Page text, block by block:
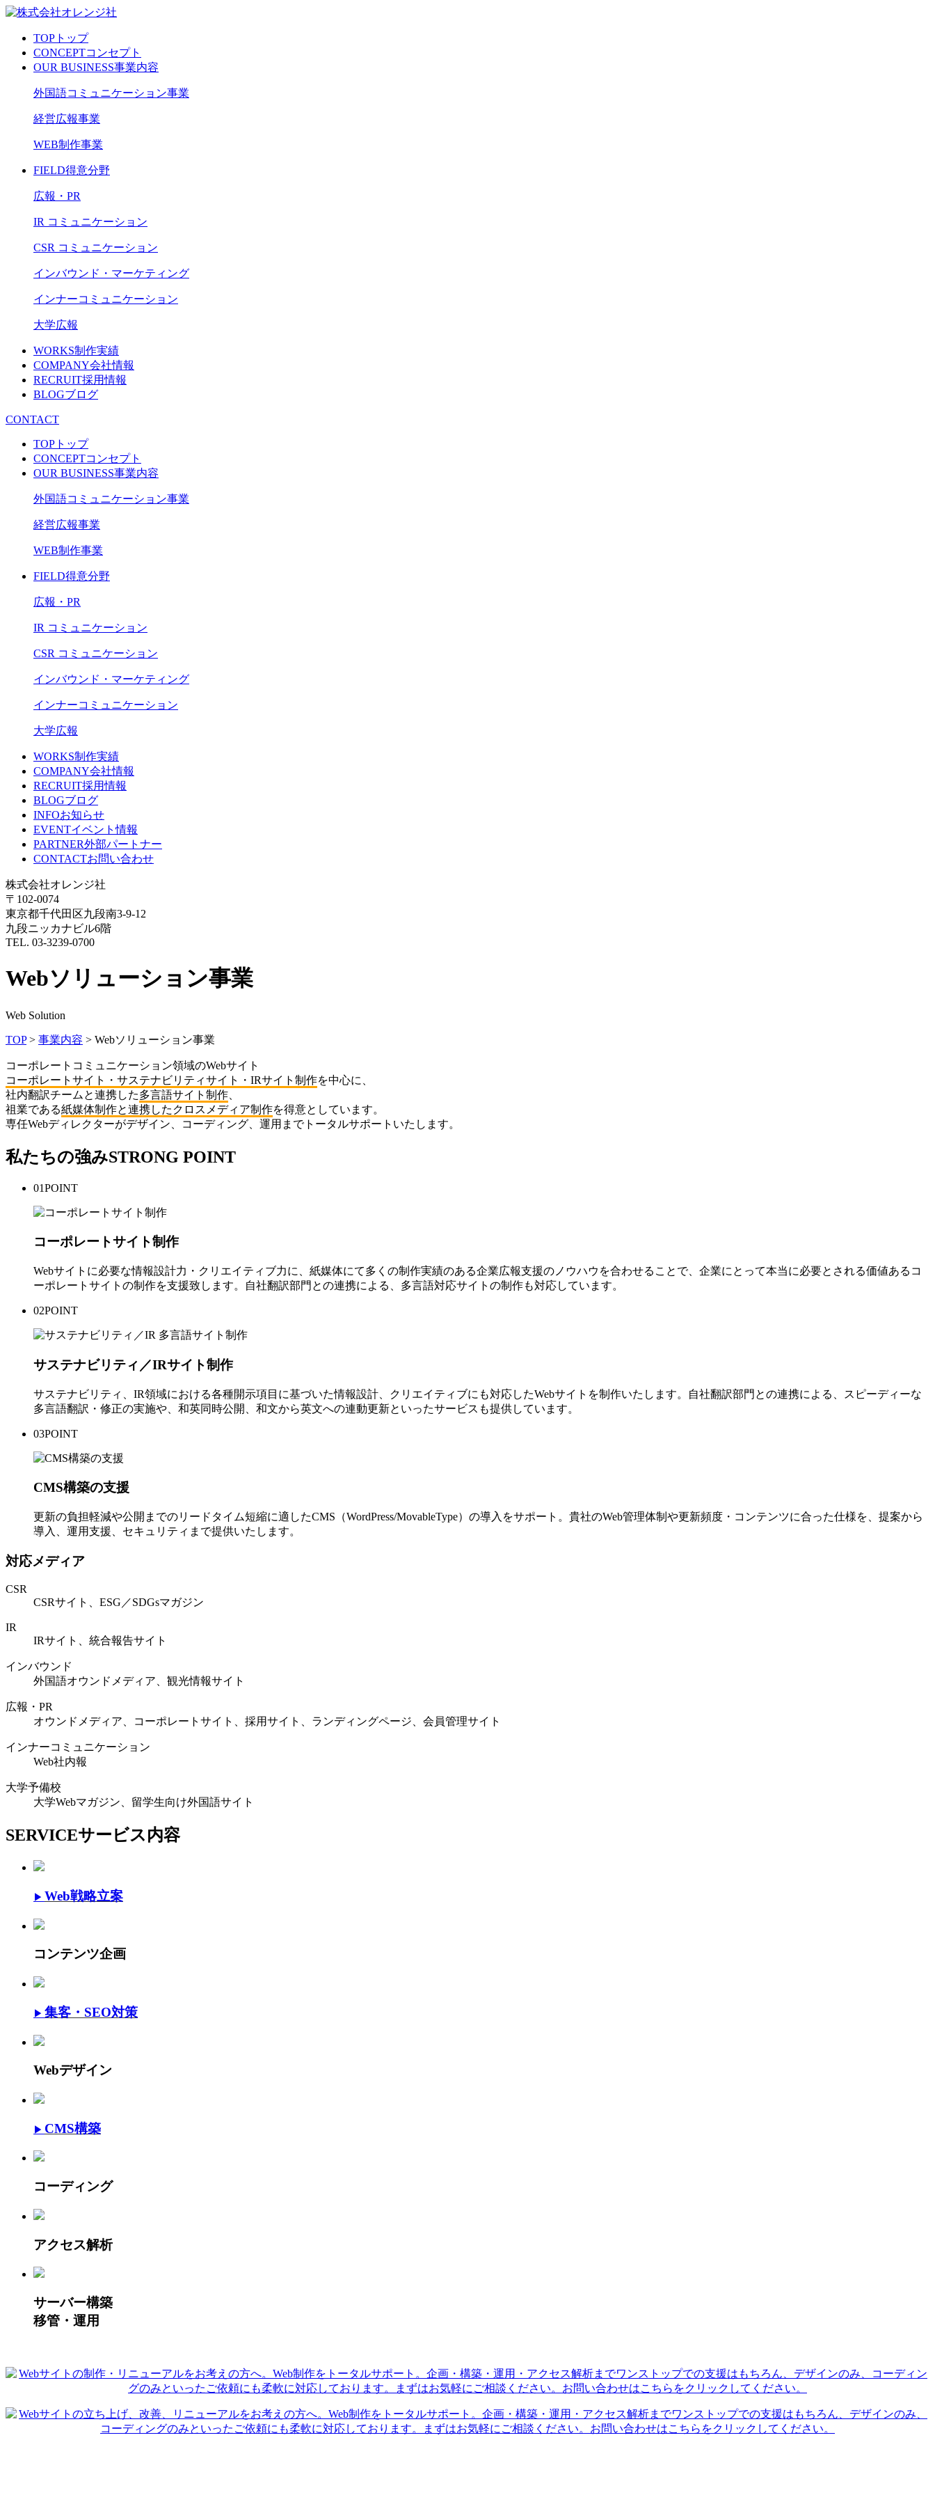
TOP トップ
CONCEPTコンセプト
OUR BUSINESS事業内容
外国語コミュニケーション事業
経営広報事業
WEB制作事業
FIELD得意分野
広報・PR
IR コミュニケーション
CSR コミュニケーション
インバウンド・マーケティング
インナーコミュニケーション
大学広報
WORKS制作実績
COMPANY会社情報
RECRUIT採用情報
BLOGブログ
CONTACT
TOP トップ
CONCEPTコンセプト
OUR BUSINESS事業内容
外国語コミュニケーション事業
経営広報事業
WEB制作事業
FIELD得意分野
広報・PR
IR コミュニケーション
CSR コミュニケーション
インバウンド・マーケティング
インナーコミュニケーション
大学広報
WORKS制作実績
COMPANY会社情報
RECRUIT採用情報
BLOGブログ
INFOお知らせ
EVENTイベント情報
PARTNER外部パートナー
CONTACTお問い合わせ
株式会社オレンジ社
〒102-0074
東京都千代田区九段南3-9-12
九段ニッカナビル6階
TEL. 03-3239-0700
Webソリューション事業
Web Solution
TOP> 事業内容 > Webソリューション事業
コーポレートコミュニケーション領域のWebサイト
コーポレートサイト・サステナビリティサイト・IRサイト制作を中心に、
社内翻訳チームと連携した多言語サイト制作
祖業である紙媒体制作と連携したクロスメディア制作を得意としています。
専任Webディレクターがデザイン、コーディング、運用までトータルサポートいたします。
私たちの強みSTRONG POINT
01POINT
コーポレートサイト制作
Webサイトに必要な情報設計力・クリエイティブ力に、紙媒体にて多くの制作実績のある企業広報支援のノウハウを合わせることで、企業にとって本当に必要とされる価値あるコ
ーポレートサイトの制作を支援致します。自社翻訳部門との連携による、多言語対応サイトの制作も対応しています。
02POINT
サステナビリティ／IRサイト制作
サステナビリティ、IR領域における各種開示項目に基づいた情報設計、クリエイティブにも対応したWebサイトを制作いたします。自社翻訳部門との連携による、スピーディーな
多言語翻訳・修正の実施や、和英同時公開、和文から英文への連動更新といったサービスも提供しています。
03POINT
CMS構築の支援
更新の負担軽減や公開までのリードタイム短縮に適したCMS（WordPress/MovableType）の導入をサポート。貴社のWeb管理体制や更新頻度・コンテンツに合った仕様を、提案から
導入、運用支援、セキュリティまで提供いたします。
対応メディア
CSR
CSRサイト、ESG／SDGsマガジン
IR
IRサイト、統合報告サイト
インバウンド
外国語オウンドメディア、観光情報サイト
広報・PR
オウンドメディア、コーポレートサイト、採用サイト、ランディングページ、会員管理サイト
インナーコミュニケーション
Web社内報
大学予備校
大学Webマガジン、留学生向け外国語サイト
SERVICEサービス内容
▶ Web戦略立案
コンテンツ企画
▶ 集客・SEO対策
Webデザイン
▶ CMS構築
コーディング
アクセス解析
サーバー構築
移管・運用